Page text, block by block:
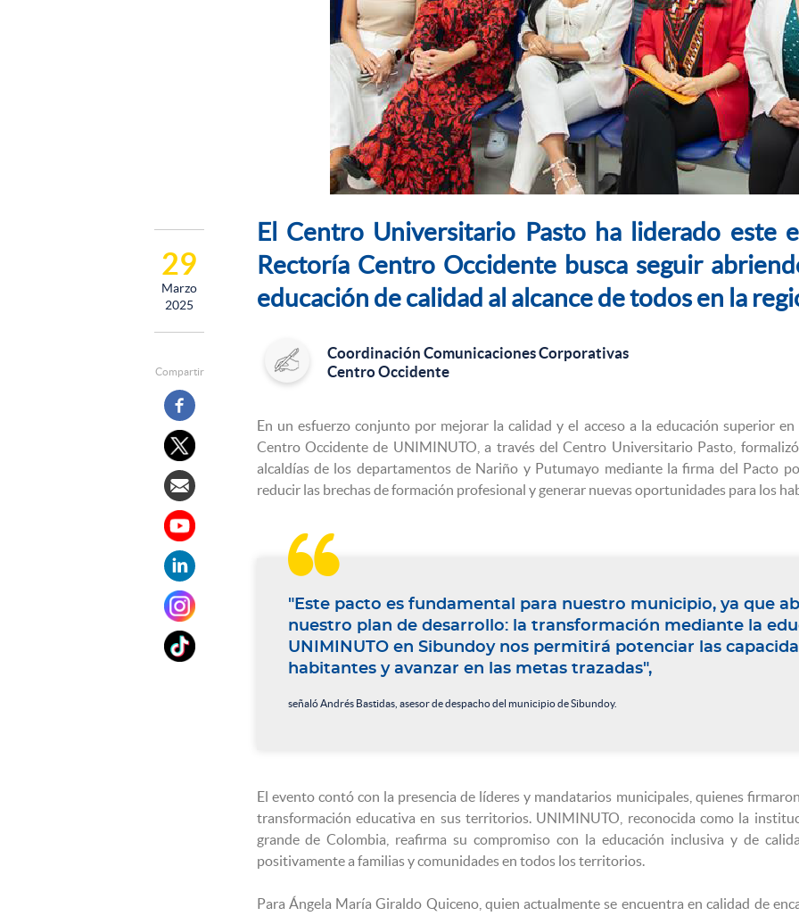
El Centro Universitario Pasto ha liderado este
Rectoría Centro Occidente busca seguir
educación de calidad al alcance de todos en la
Coordinación Comunicaciones Corporativas
Centro Occidente
En un esfuerzo conjunto por mejorar la calidad y el acceso a la educación superior
Centro Occidente de UNIMINUTO, a través del Centro Universitario Pasto,
alcaldías de los departamentos de Nariño y Putumayo mediante la firma del Pacto
reducir las brechas de formación profesional y generar nuevas oportunidades para los

"Este pacto es fundamental para nuestro municipio, ya que
nuestro plan de desarrollo: la transformación mediante la
UNIMINUTO en Sibundoy nos permitirá potenciar las
habitantes y avanzar en las metas trazadas", ​
señaló Andrés Bastidas, asesor de despacho del municipio de Sibundoy.
El evento contó con la presencia de líderes y mandatarios municipales, quienes
transformación educativa en sus territorios. UNIMINUTO, reconocida como la
grande de Colombia, reafirma su compromiso con la educación inclusiva y de
positivamente a familias y comunidades en todos los territorios.
Para Ángela María Giraldo Quiceno, quien actualmente se encuentra en calidad de
29
Marzo
2025
Compartir